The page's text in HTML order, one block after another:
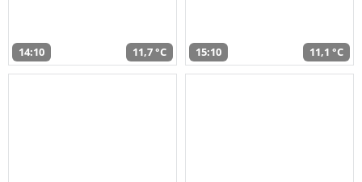
14:10 11,7 °C 15:10 11,1 °C